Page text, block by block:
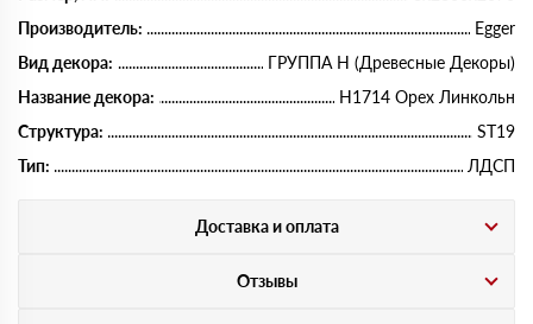
Производитель:
Egger
Вид декора:
ГРУППА Н (Древесные Декоры)
Название декора:
H1714 Орех Линкольн
Структура:
ST19
Тип:
ЛДСП
Доставка и оплата
Отзывы